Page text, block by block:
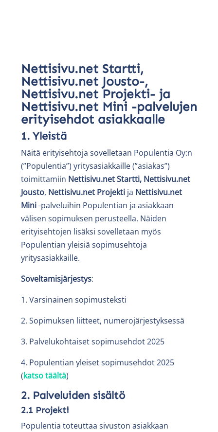
Nettisivu.net Startti,
Nettisivu.net Jousto-,
Nettisivu.net Projekti- ja
Nettisivu.net Mini -palvelujen
erityisehdot asiakkaalle
1. Yleistä
Näitä erityisehtoja sovelletaan Populentia Oy:n
(”Populentia”) yritysasiakkaille (”asiakas”)
toimittamiin Nettisivu.net Startti, Nettisivu.net
Jousto, Nettisivu.net Projektija Nettisivu.net
Mini-palveluihin Populentian ja asiakkaan
välisen sopimuksen perusteella. Näiden
erityisehtojen lisäksi sovelletaan myös
Populentian yleisiä sopimusehtoja
yritysasiakkaille.
Soveltamisjärjestys:
1. Varsinainen sopimusteksti
2. Sopimuksen liitteet, numerojärjestyksessä
3. Palvelukohtaiset sopimusehdot 2025
4. Populentian yleiset sopimusehdot 2025
(katso täältä)
2. Palveluiden sisältö
2.1 Projekti
Populentia toteuttaa sivuston asiakkaan